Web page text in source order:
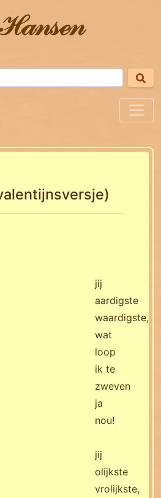
jij
aardigste
waardigste,
wat
loop
ik te
zweven
ja
nou!
jij
olijkste
vrolijkste,